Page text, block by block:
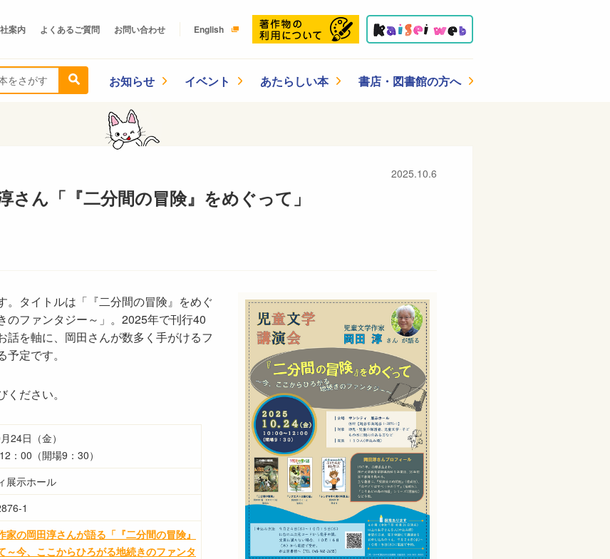
案内 よくあるご質問 お問い合わせ English
お知らせ イベント あたらしい本 書店・図書館の方へ
2025.10.6
ん「『二分間の冒険』をめぐって」
。タイトルは「『二分間の冒険』をめぐ
のファンタジー～」。2025年で刊行40
話を軸に、岡田さんが数多く手がけるフ
定です。
ださい。
24日（金）
：00（開場9：30）
展示ホール
1
家の岡田淳さんが語る「『二分間の冒険』
～今、ここからひろがる地続きのファンタ